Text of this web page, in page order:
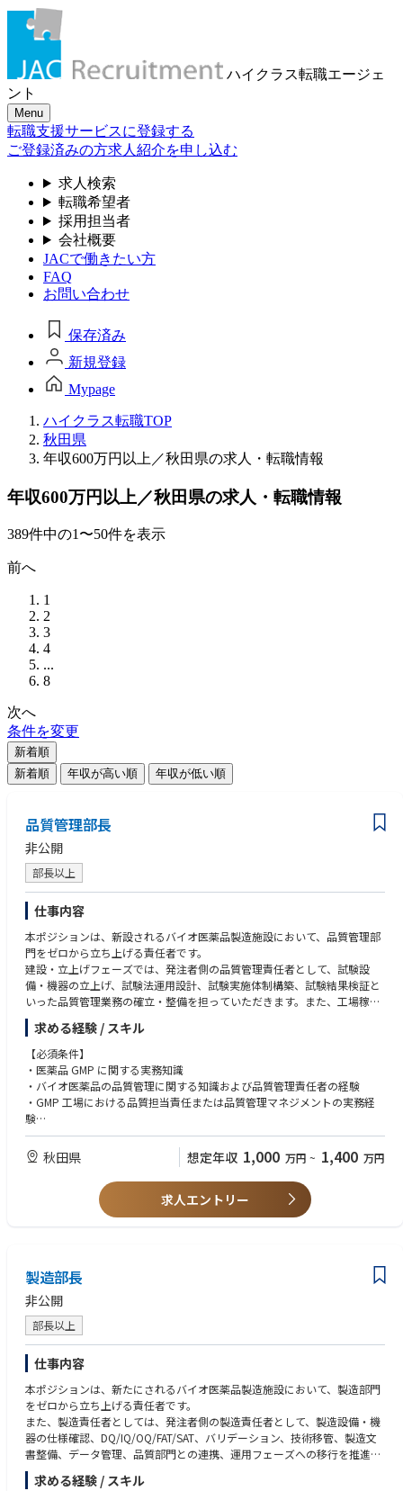
ハイクラス転職エージェ
ント
Menu
転職支援サービスに登録する
ご登録済みの方求人紹介を申し込む
求人検索
転職希望者
採用担当者
会社概要
JACで働きたい方
FAQ
お問い合わせ
保存済み
新規登録
Mypage
ハイクラス転職TOP
秋田県
年収600万円以上／秋田県の求人・転職情報
年収600万円以上／秋田県の求人・転職情報
389件中の1〜50件を表示
前へ
1
2
3
4
...
8
次へ
条件を変更
新着順
新着順
年収が高い順 年収が低い順
品質管理部長
非公開
部長以上
仕事内容
本ポジションは、新設されるバイオ医薬品製造施設において、品質管理部
門をゼロから立ち上げる責任者です。
建設・立上げフェーズでは、発注者側の品質管理責任者として、試験設
備・機器の立上げ、試験法運用設計、試験実施体制構築、試験結果検証と
いった品質管理業務の確立・整備を担っていただきます。また、工場稼働
後は、品質管理部門責任者として、原材料試験、工程内試験、製品試験、
環境モニタリング、安定性試験等を含む試験活動全般の責任を担っていた
だきます。
求める経験 / スキル
【必須条件】
・医薬品 GMP に関する実務知識
・バイオ医薬品の品質管理に関する知識および品質管理責任者の経験
・GMP 工場における品質担当責任または品質管理マネジメントの実務経
験
・試験設備・機器、試薬等、試験記録、試験結果、データインテグリティ
に関する基本的な理解
・複数の社外関係者（設計会社、施工会社、設備ベンダー、コンサルタン
ト、外部試験機関、技術供与等）との調整・折衝経験
・品質管理部門または試験関連チームにおけるピープルマネジメント経験
・環境で発生する課題を整理し、関係者を巻き込みながら解決に導く能力
・新工場、新試運転室、または新規試験設備立上げの経験
・試験法移管、分析法バリデーション、分析技術レポリケーションの経験
・PMDA、FDA などの他国規制当局による GMP に関する試験対応の経験
・理化学試験、生化学試験、微生物試験、無菌試験、エンドトキシン試
験、環境モニタリング等に関する知見または実務経験
・外部委託試験機関の選定、管理、監査経験
・LIMS、電子記録、試験データ管理、CSV、データインテグリティに関す
る知識または実務経験
・英語による技術文書・品質文書の読解、海外技術パートナーとのコミュ
ニケーション経験
・海外パートナーとの品質管理・技術移管プロジェクト経験
秋田県 想定年収 1,000 万円 ~ 1,400 万円
求人エントリー
製造部長
非公開
部長以上
仕事内容
本ポジションは、新たにされるバイオ医薬品製造施設において、製造部門
をゼロから立ち上げる責任者です。
また、製造責任者としては、発注者側の製造責任者として、製造設備・機
器の仕様確認、DQ/IQ/OQ/FAT/SAT、バリデーション、技術移管、製造文
書整備、データ管理、品質部門との連携、運用フェーズへの移行を推進し
ていく役割です。
求める経験 / スキル